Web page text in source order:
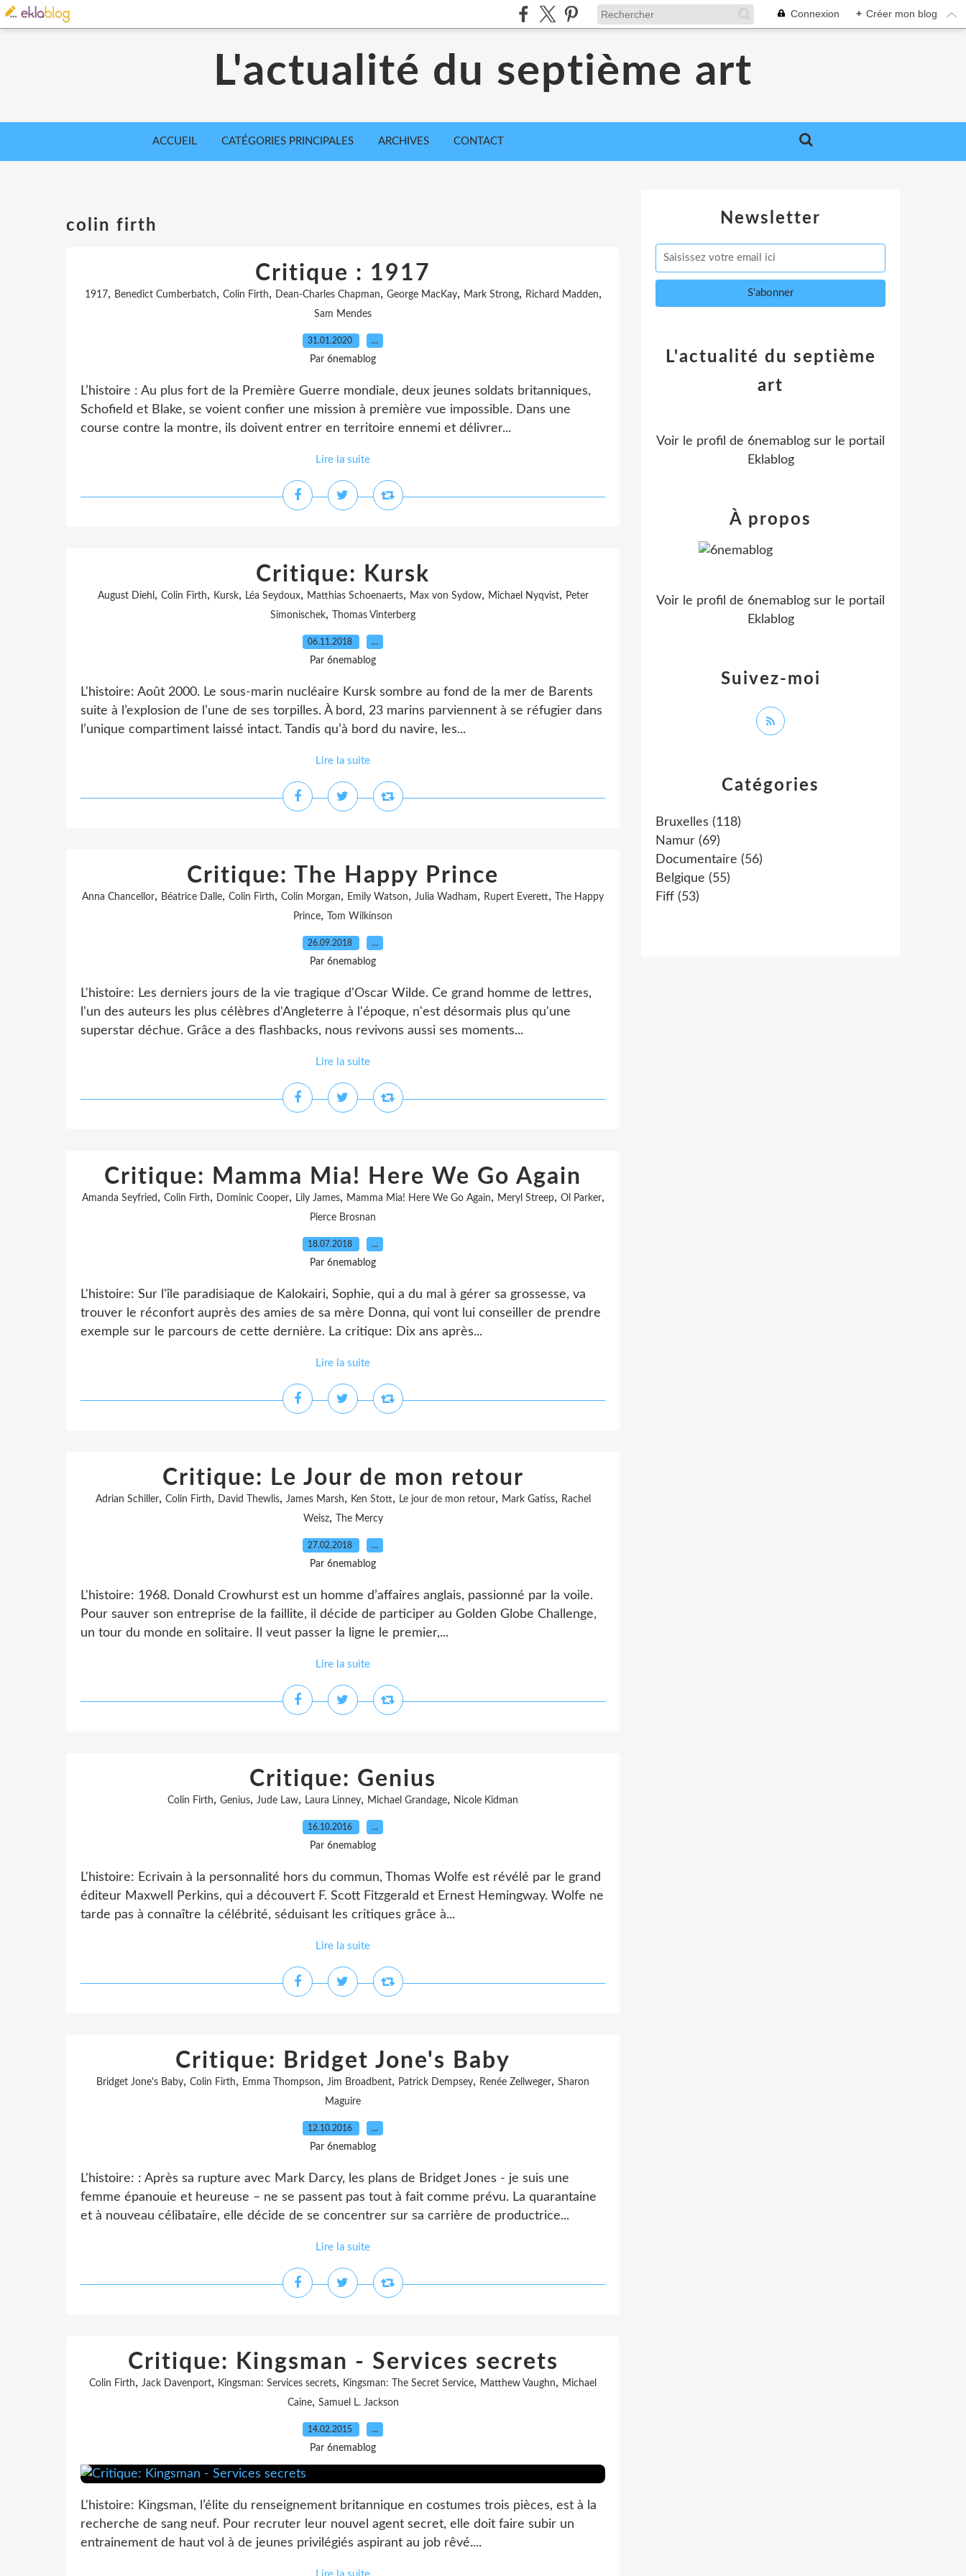
Connexion + Créer mon blog
L'actualité du septième art
ACCUEIL CATÉGORIES PRINCIPALES ARCHIVES CONTACT
colin firth
Critique : 1917
1917, Benedict Cumberbatch, Colin Firth, Dean-Charles Chapman, George MacKay, Mark Strong, Richard Madden,
Sam Mendes
31.01.2020 …
Par 6nemablog
L’histoire : Au plus fort de la Première Guerre mondiale, deux jeunes soldats britanniques,
Schofield et Blake, se voient confier une mission à première vue impossible. Dans une
course contre la montre, ils doivent entrer en territoire ennemi et délivrer...
Lire la suite
Critique: Kursk
August Diehl , Colin Firth, Kursk, Léa Seydoux, Matthias Schoenaerts, Max von Sydow, Michael Nyqvist, Peter
Simonischek, Thomas Vinterberg
06.11.2018 …
Par 6nemablog
L'histoire: Août 2000. Le sous-marin nucléaire Kursk sombre au fond de la mer de Barents
suite à l’explosion de l’une de ses torpilles. À bord, 23 marins parviennent à se réfugier dans
l’unique compartiment laissé intact. Tandis qu’à bord du navire, les...
Lire la suite
Critique: The Happy Prince
Anna Chancellor, Béatrice Dalle, Colin Firth, Colin Morgan, Emily Watson, Julia Wadham, Rupert Everett,
The Happy
Prince, Tom Wilkinson
26.09.2018 …
Par 6nemablog
L'histoire: Les derniers jours de la vie tragique d'Oscar Wilde. Ce grand homme de lettres,
l'un des auteurs les plus célèbres d'Angleterre à l'époque, n'est désormais plus qu'une
superstar déchue. Grâce a des flashbacks, nous revivons aussi ses moments...
Lire la suite
Critique: Mamma Mia! Here We Go Again
Amanda Seyfried , Colin Firth, Dominic Cooper, Lily James, Mamma Mia! Here We Go Again, Meryl Streep, Ol Parker,
Pierce Brosnan
18.07.2018 …
Par 6nemablog
L'histoire: Sur l'île paradisiaque de Kalokairi, Sophie, qui a du mal à gérer sa grossesse, va
trouver le réconfort auprès des amies de sa mère Donna, qui vont lui conseiller de prendre
exemple sur le parcours de cette dernière. La critique: Dix ans après...
Lire la suite
Critique: Le Jour de mon retour
Adrian Schiller, Colin Firth, David Thewlis, James Marsh, Ken Stott, Le jour de mon retour, Mark Gatiss, Rachel
Weisz, The Mercy
27.02.2018 …
Par 6nemablog
L'histoire: 1968. Donald Crowhurst est un homme d’affaires anglais, passionné par la voile.
Pour sauver son entreprise de la faillite, il décide de participer au Golden Globe Challenge,
un tour du monde en solitaire. Il veut passer la ligne le premier,...
Lire la suite
Critique: Genius
Colin Firth, Genius, Jude Law, Laura Linney, Michael Grandage, Nicole Kidman
16.10.2016 …
Par 6nemablog
L'histoire: Ecrivain à la personnalité hors du commun, Thomas Wolfe est révélé par le grand
éditeur Maxwell Perkins, qui a découvert F. Scott Fitzgerald et Ernest Hemingway. Wolfe ne
tarde pas à connaître la célébrité, séduisant les critiques grâce à...
Lire la suite
Critique: Bridget Jone's Baby
Bridget Jone's Baby, Colin Firth, Emma Thompson, Jim Broadbent, Patrick Dempsey, Renée Zellweger, Sharon
Maguire
12.10.2016 …
Par 6nemablog
L'histoire: : Après sa rupture avec Mark Darcy, les plans de Bridget Jones - je suis une
femme épanouie et heureuse – ne se passent pas tout à fait comme prévu. La quarantaine
et à nouveau célibataire, elle décide de se concentrer sur sa carrière de productrice...
Lire la suite
Critique: Kingsman - Services secrets
Colin Firth, Jack Davenport, Kingsman: Services secrets, Kingsman: The Secret Service, Matthew Vaughn, Michael
Caine, Samuel L. Jackson
14.02.2015 …
Par 6nemablog
L'histoire: Kingsman, l’élite du renseignement britannique en costumes trois pièces, est à la
recherche de sang neuf. Pour recruter leur nouvel agent secret, elle doit faire subir un
entrainement de haut vol à de jeunes privilégiés aspirant au job rêvé....
Newsletter
Catégories
Bruxelles (118)
Namur (69)
Documentaire (56)
Belgique (55)
Fiff (53)
L'actualité du septième
art
Voir le profil de 6nemablog sur le portail
Eklablog
Suivez-moi
À propos
Voir le profil de 6nemablog sur le portail
Eklablog